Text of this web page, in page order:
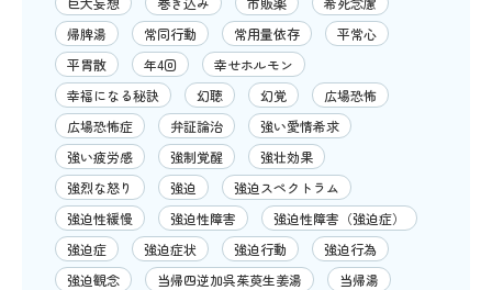
帰脾湯
常同行動 常用量依存
平常心
平胃散
年4回
幸せホルモン
幸福になる秘訣
幻聴 幻覚
広場恐怖
広場恐怖症
弁証論治
強い愛情希求
強い疲労感
強制覚醒
強壮効果
強烈な怒り
強迫
強迫スペクトラム
強迫性緩慢
強迫性障害
強迫性障害（強迫症）
強迫症
強迫症状 強迫行動
強迫行為
強迫観念
当帰四逆加呉茱萸生姜湯
当帰湯